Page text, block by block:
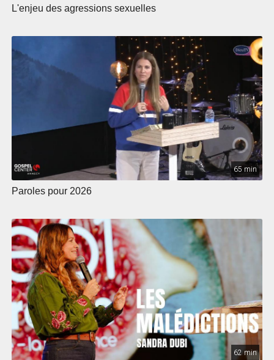
L'enjeu des agressions sexuelles
65 min
Paroles pour 2026
62 min